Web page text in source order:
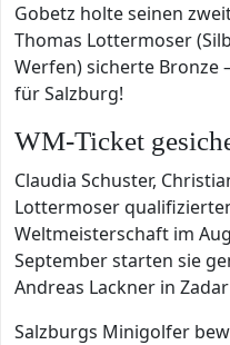
Gobetz holte seinen
Thomas Lottermoser
Werfen) sicherte Bronze
für Salzburg!
WM-Ticket
Claudia Schuster,
Lottermoser
Weltmeisterschaft im
September starten sie
Andreas Lackner in
Salzburgs Minigolfer